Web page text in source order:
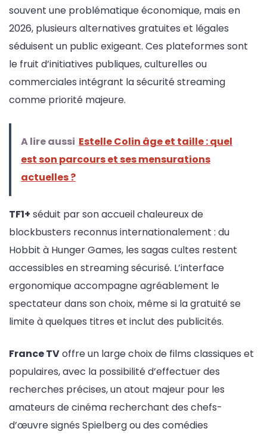
souvent une problématique économique, mais en
2026, plusieurs alternatives gratuites et légales
séduisent un public exigeant. Ces plateformes sont
le fruit d’initiatives publiques, culturelles ou
commerciales intégrant la sécurité streaming
comme priorité majeure.
A lire aussi Estelle Colin âge et taille : quel
est son parcours et ses mensurations
actuelles ?
TF1+ séduit par son accueil chaleureux de
blockbusters reconnus internationalement : du
Hobbit à Hunger Games, les sagas cultes restent
accessibles en streaming sécurisé. L’interface
ergonomique accompagne agréablement le
spectateur dans son choix, même si la gratuité se
limite à quelques titres et inclut des publicités.
France TVoffre un large choix de films classiques et
populaires, avec la possibilité d’effectuer des
recherches précises, un atout majeur pour les
amateurs de cinéma recherchant des chefs-
d’œuvre signés Spielberg ou des comédies